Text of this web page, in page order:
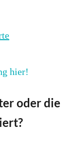
hier!
oder die